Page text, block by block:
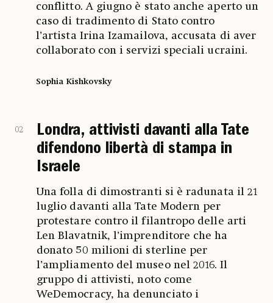
conflitto. A giugno è stato anche aperto un
caso di tradimento di Stato contro
l’artista Irina Izamailova, accusata di aver
collaborato con i servizi speciali ucraini.
Sophia Kishkovsky
02
Londra, attivisti davanti alla Tate
difendono libertà di stampa in
Israele
Una folla di dimostranti si è radunata il 21
luglio davanti alla Tate Modern per
protestare contro il filantropo delle arti
Len Blavatnik, l’imprenditore che ha
donato 50 milioni di sterline per
l’ampliamento del museo nel 2016. Il
gruppo di attivisti, noto come
WeDemocracy, ha denunciato i